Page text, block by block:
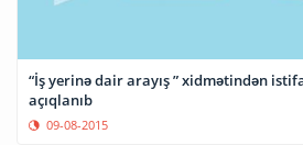
“İş yerinə dair arayış ” xidmətindən istifadənin statistikası
açıqlanıb
09-08-2015